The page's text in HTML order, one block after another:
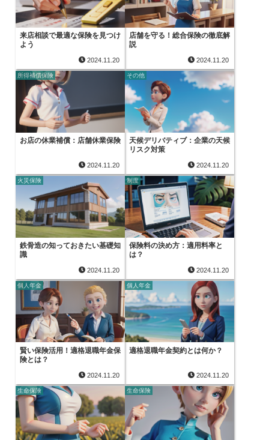
来店相談で最適な保険を見つけ
よう
2024.11.20
店舗を守る！総合保険の徹底解
説
2024.11.20
所得補償保険
お店の休業補償：店舗休業保険
2024.11.20
その他
天候デリバティブ：企業の天候
リスク対策
2024.11.20
火災保険
鉄骨造の知っておきたい基礎知
識
2024.11.20
制度
保険料の決め方：適用料率と
は？
2024.11.20
個人年金
賢い保険活用！適格退職年金保
険とは？
2024.11.20
個人年金
適格退職年金契約とは何か？
2024.11.20
生命保険 生命保険